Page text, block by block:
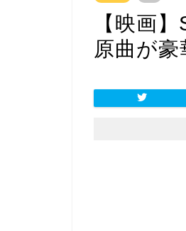
【映画
原曲が豪